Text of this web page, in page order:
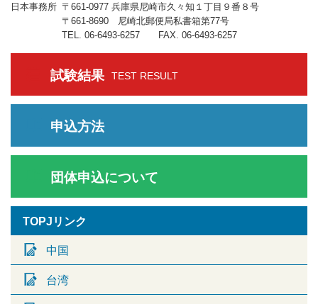
日本事務所 〒661-0977 兵庫県尼崎市久々知１丁目９番８号
〒661-8690 尼崎北郵便局私書箱第77号
TEL. 06-6493-6257 FAX. 06-6493-6257
試験結果 TEST RESULT
申込方法
団体申込について
TOPJリンク
中国
台湾